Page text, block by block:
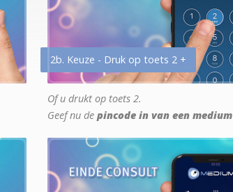
2b. Keuze - Druk op toets 2 +
Of u drukt op toets 2.
Geef nu de pincode in van een medium